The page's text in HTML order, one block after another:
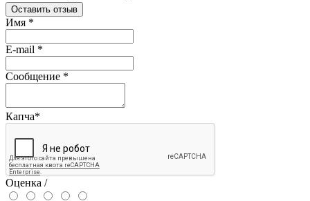
Оставить отзыв
Имя *
E-mail *
Сообщение *
Капча*
Оценка /